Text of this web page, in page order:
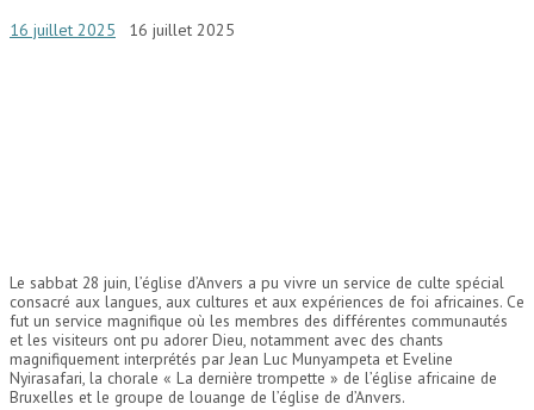
16 juillet 2025 16 juillet 2025
Le sabbat 28 juin, l’église d’Anvers a pu vivre un service de culte spécial
consacré aux langues, aux cultures et aux expériences de foi africaines. Ce
fut un service magnifique où les membres des différentes communautés
et les visiteurs ont pu adorer Dieu, notamment avec des chants
magnifiquement interprétés par Jean Luc Munyampeta et Eveline
Nyirasafari, la chorale « La dernière trompette » de l’église africaine de
Bruxelles et le groupe de louange de l’église de d’Anvers.